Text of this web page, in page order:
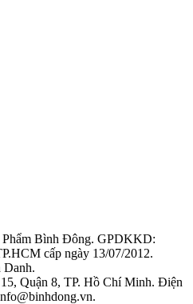
Bình Đông. GPDKKD:
cấp ngày 13/07/2012.
Danh.
Quận 8, TP. Hồ Chí Minh. Điện